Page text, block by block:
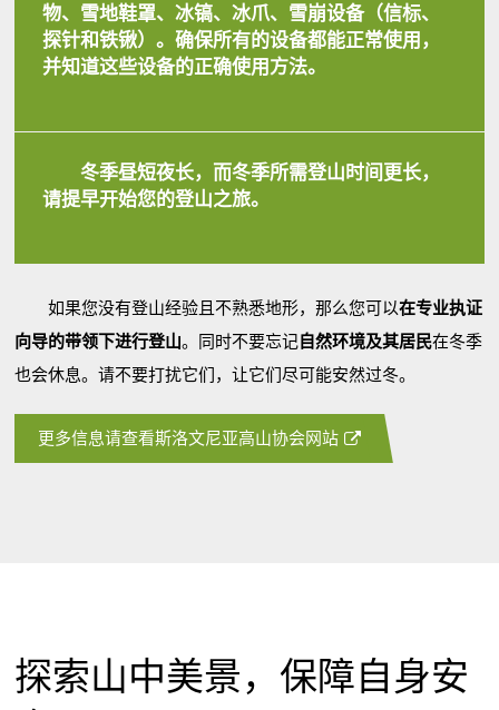
物、雪地鞋罩、冰镐、冰爪、雪崩设备（信标、
探针和铁锹）。确保所有的设备都能正常使用 ，
并知道这些设备的正确使用方法。
冬季昼短夜长，而冬季所需登山时间更长，
请提早开始您的登山之旅。
如果您没有登山经验且不熟悉地形，那么您可以在专业执证
向导的带领下进行登山。同时不要忘记自然环境及其居民在冬季
也会休息。请不要打扰它们，让它们尽可能安然过冬。
更多信息请查看斯洛文尼亚高山协会网站
探索山中美景，保障自身安